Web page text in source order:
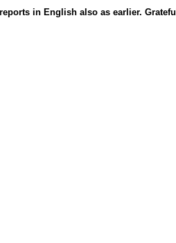
in English also as earlier. Grateful